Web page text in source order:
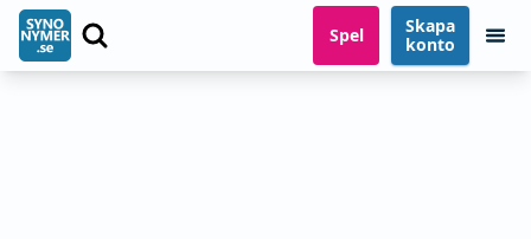
Spel
Skapa
konto